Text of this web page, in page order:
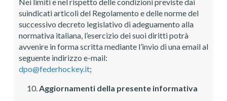
Nei limiti e nel rispetto delle condizioni previste dai
suindicati articoli del Regolamento e delle norme del
successivo decreto legislativo di adeguamento alla
normativa italiana, l’esercizio dei suoi diritti potrà
avvenire in forma scritta mediante l’invio di una email al
seguente indirizzo e-mail:
dpo@federhockey.it;
Aggiornamenti della presente informativa